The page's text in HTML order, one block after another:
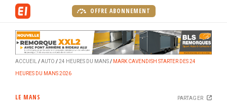
OFFRE ABONNEMENT
ACCUEIL AUTO 24 HEURES DU MANS MARK CAVENDISH STARTER DES 24
HEURES DU MANS 2026
LE MANS PARTAGER